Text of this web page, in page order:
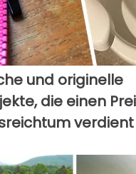
und originelle
die einen